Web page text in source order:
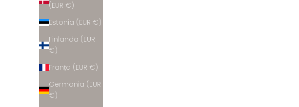
(EUR €)
Estonia (EUR €)
Finlanda (EUR
€)
Franța (EUR €)
Germania (EUR
€)